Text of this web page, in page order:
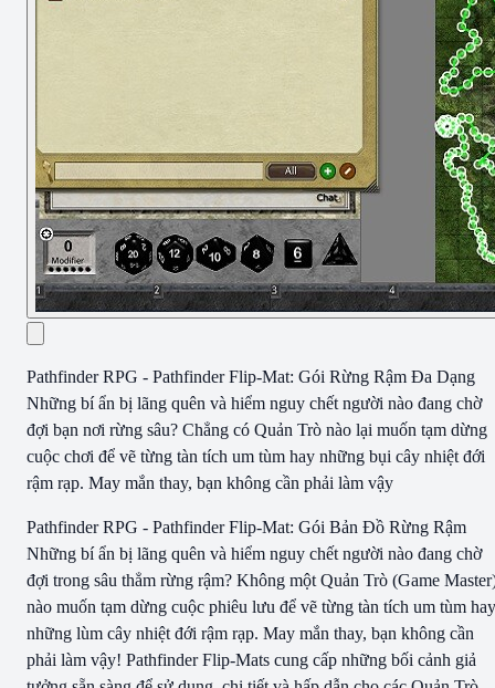
Pathfinder RPG - Pathfinder Flip-Mat: Gói Rừng Rậm Đa Dạng
Những bí ẩn bị lãng quên và hiểm nguy chết người nào đang chờ
đợi bạn nơi rừng sâu? Chẳng có Quản Trò nào lại muốn tạm dừng
cuộc chơi để vẽ từng tàn tích um tùm hay những bụi cây nhiệt đới
rậm rạp. May mắn thay, bạn không cần phải làm vậy
Pathfinder RPG - Pathfinder Flip-Mat: Gói Bản Đồ Rừng Rậm
Những bí ẩn bị lãng quên và hiểm nguy chết người nào đang chờ
đợi trong sâu thẳm rừng rậm? Không một Quản Trò (Game
nào muốn tạm dừng cuộc phiêu lưu để vẽ từng tàn tích um tùm hay
những lùm cây nhiệt đới rậm rạp. May mắn thay, bạn không cần
phải làm vậy! Pathfinder Flip-Mats cung cấp những bối cảnh giả